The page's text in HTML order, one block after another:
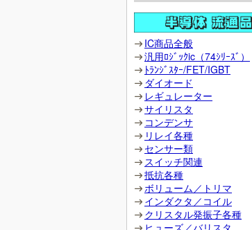
IC商品全般
汎用ﾛｼﾞｯｸic（74ｼﾘｰｽﾞ）
ﾄﾗﾝｼﾞｽﾀｰ/FET/IGBT
ダイオード
レギュレーター
サイリスタ
コンデンサ
リレイ各種
センサー類
スイッチ関連
抵抗各種
ボリューム／トリマ
インダクタ／コイル
クリスタル発振子各種
ヒューズ／バリスタ